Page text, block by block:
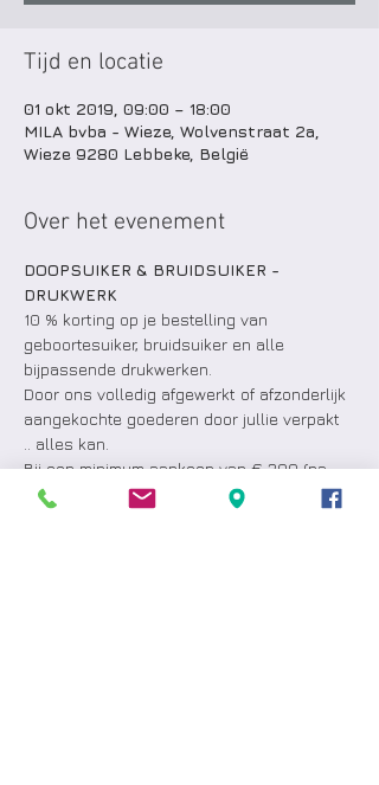
Tijd en locatie
01 okt 2019, 09:00 – 18:00
MILA bvba - Wieze, Wolvenstraat 2a,
Wieze 9280 Lebbeke, België
Over het evenement
DOOPSUIKER & BRUIDSUIKER -
DRUKWERK
10 % korting op je bestelling van
geboortesuiker, bruidsuiker en alle
bijpassende drukwerken.
Door ons volledig afgewerkt of afzonderlijk
aangekochte goederen door jullie verpakt
.. alles kan.
Bij een minimum aankoop van € 300 (na
aftrek korting): gratis slabbetje of mutsje